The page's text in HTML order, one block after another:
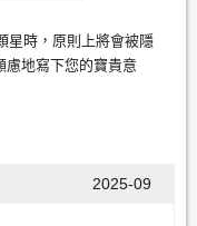
星時，原則上將會被隱
慮地寫下您的寶貴意
2025-09